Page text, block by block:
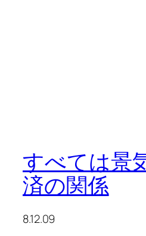
すべては景
済の関係
8.12.09